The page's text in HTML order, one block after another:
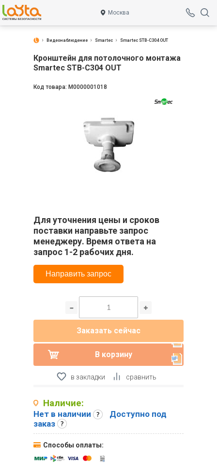
Москва
Видеонаблюдение Smartec Smartec STB-C304 OUT
Кронштейн для потолочного монтажа
Smartec STB-C304 OUT
Код товара: М0000001018
Для уточнения цены и сроков
поставки направьте запрос
менеджеру. Время ответа на
запрос 1-2 рабочих дня.
Направить запрос
Заказать сейчас
В корзину
в закладки сравнить
Наличие:
Нет в наличии
Доступно под
заказ
Способы оплаты: